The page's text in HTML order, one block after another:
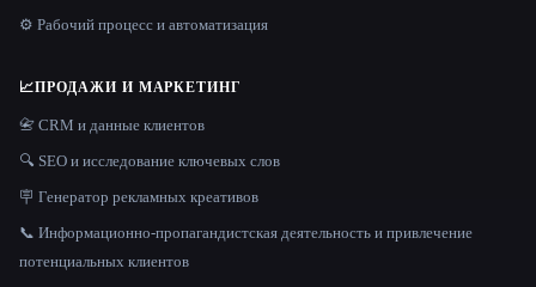
⚙️ Рабочий процесс и автоматизация
📈ПРОДАЖИ И МАРКЕТИНГ
📇 CRM и данные клиентов
🔍 SEO и исследование ключевых слов
🪧 Генератор рекламных креативов
📞 Информационно-пропагандистская деятельность и привлечение
потенциальных клиентов